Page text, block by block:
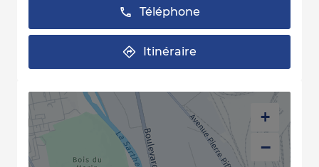
Particuliers
Téléphone
Itinéraire
+
−